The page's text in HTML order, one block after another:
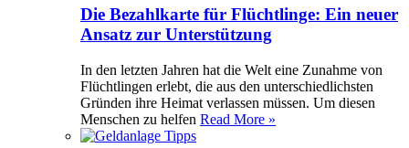
Die Bezahlkarte für Flüchtlinge: Ein neuer
Ansatz zur Unterstützung
In den letzten Jahren hat die Welt eine Zunahme von
Flüchtlingen erlebt, die aus den unterschiedlichsten
Gründen ihre Heimat verlassen müssen. Um diesen
Menschen zu helfen Read More »